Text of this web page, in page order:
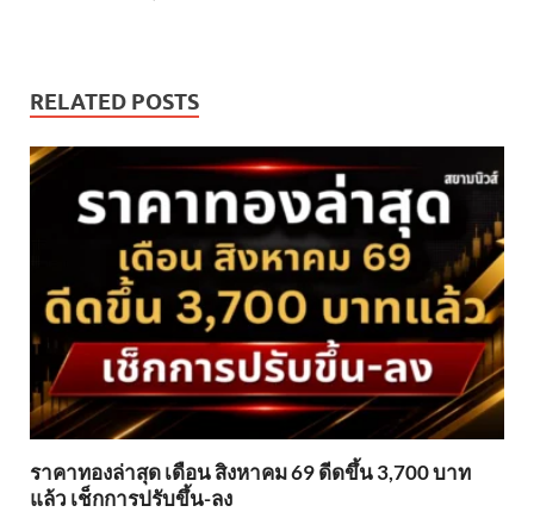
RELATED POSTS
ราคาทองล่าสุด เดือน สิงหาคม 69 ดีดขึ้น 3,700 บาท
แล้ว เช็กการปรับขึ้น-ลง